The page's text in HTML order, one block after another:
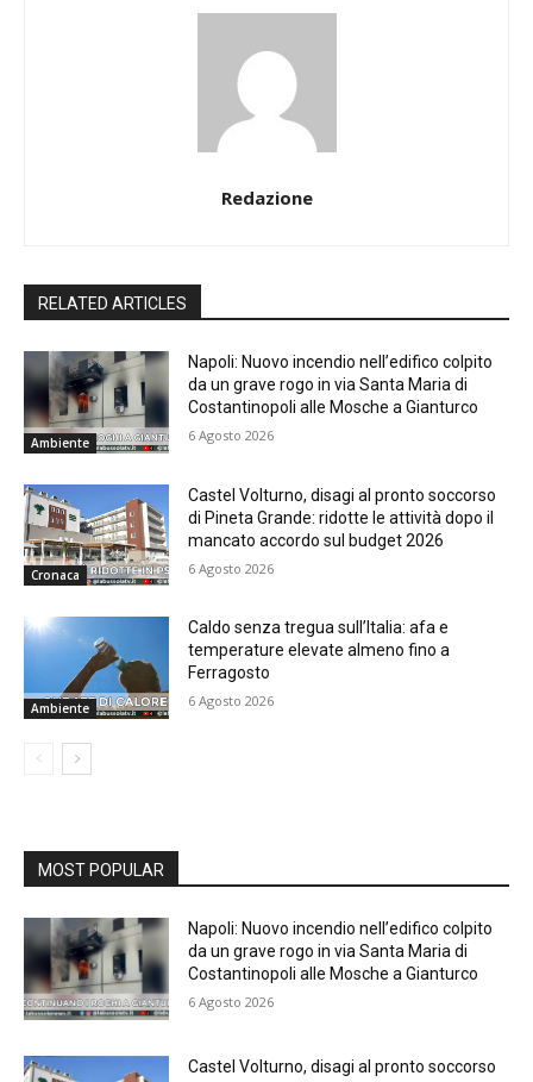
Redazione
RELATED ARTICLES
Ambiente
Napoli: Nuovo incendio nell’edifico colpito
da un grave rogo in via Santa Maria di
Costantinopoli alle Mosche a Gianturco
6 Agosto 2026
Cronaca
Castel Volturno, disagi al pronto soccorso
di Pineta Grande: ridotte le attività dopo il
mancato accordo sul budget 2026
6 Agosto 2026
Ambiente
Caldo senza tregua sull’Italia: afa e
temperature elevate almeno fino a
Ferragosto
6 Agosto 2026
MOST POPULAR
Napoli: Nuovo incendio nell’edifico colpito
da un grave rogo in via Santa Maria di
Costantinopoli alle Mosche a Gianturco
6 Agosto 2026
Castel Volturno, disagi al pronto soccorso